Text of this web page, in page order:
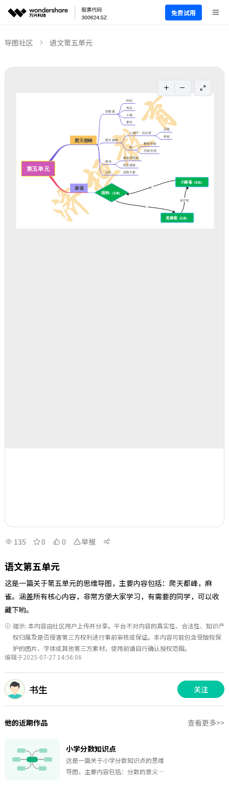
免费试用
导图社区 语文第五单元
135 0 0 举报
语文第五单元
这是一篇关于第五单元的思维导图，主要内容包括：爬天都峰，麻
雀。涵盖所有核心内容，非常方便大家学习，有需要的同学，可以收
藏下哟。
提示: 本内容由社区用户上传并分享。平台不对内容的真实性、合法性、知识产
权归属及是否侵害第三方权利进行事前审核或保证。本内容可能包含受版权保
护的图片、字体或其他第三方素材，使用前请自行确认授权范围。
编辑于2025-07-27 14:56:06
书生 关注
他的近期作品 查看更多>>
小学分数知识点
这是一篇关于小学分数知识点的思维
导图，主要内容包括：分数的意义，